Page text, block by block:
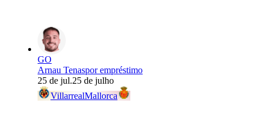
GO
Arnau Tenaspor empréstimo
25 de jul.25 de julho
VillarrealMallorca